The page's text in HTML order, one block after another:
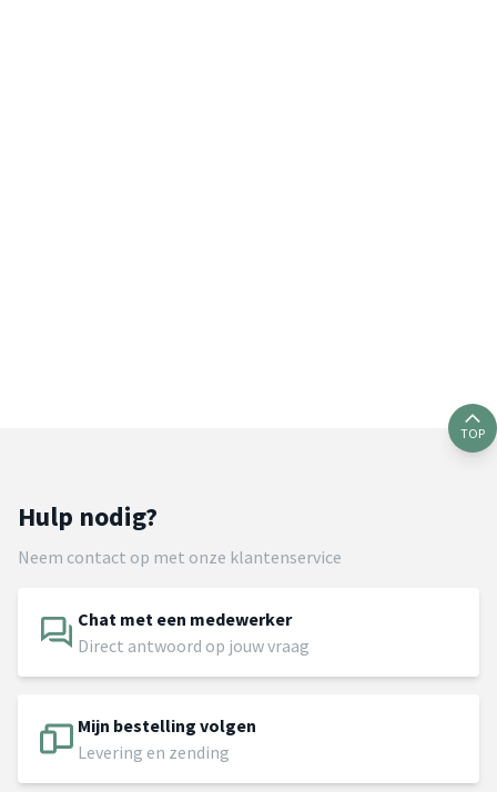
TOP
Hulp nodig?
Neem contact op met onze klantenservice
Chat met een medewerker
Direct antwoord op jouw vraag
Mijn bestelling volgen
Levering en zending